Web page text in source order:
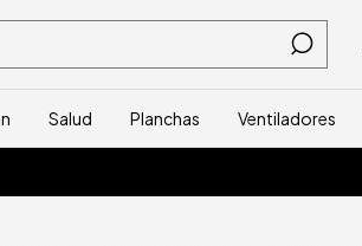
Salud Planchas Ventiladores